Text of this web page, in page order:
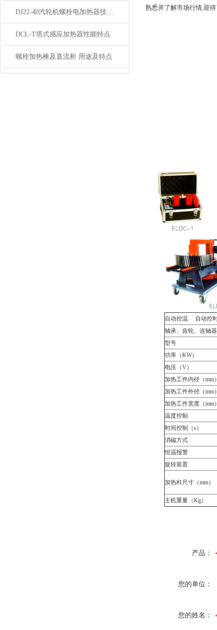
DJ22-40汽轮机螺栓电加热器技术参数
DCL-T塔式感应加热器性能特点
螺栓加热棒及直流柜 用途及特点
熟悉并了解市场行情,迎
自动控温 自动控
轴承、齿轮、连轴
型号
功率（KW）
电压（V）
加热工件内径（mm
加热工件外径（mm
加热工件宽度（mm
温度控制
时间控制（s）
消磁方式
恒温报警
旋转装置
加热杆尺寸（mm）
主机重量（Kg）
产品：
您的单位：
您的姓名：